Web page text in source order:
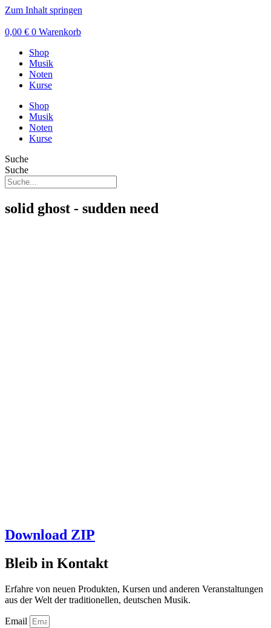
Zum Inhalt springen
0,00 € 0 Warenkorb
Shop
Musik
Noten
Kurse
Shop
Musik
Noten
Kurse
Suche
Suche
solid ghost - sudden need
Download ZIP
Bleib in Kontakt
Erfahre von neuen Produkten, Kursen und anderen Veranstaltungen
aus der Welt der traditionellen, deutschen Musik.
Email